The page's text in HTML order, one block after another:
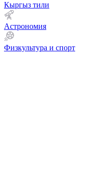
Кыргыз тили
Астрономия
Физкультура и спорт